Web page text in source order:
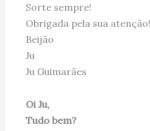
Sorte sempre!
Obrigada pela sua atenção!
Beijão
Ju
Ju Guimarães
Oi Ju,
Tudo bem?